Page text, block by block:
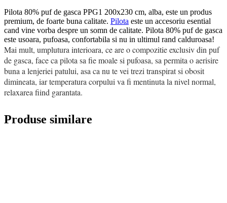
Pilota 80% puf de gasca PPG1 200x230 cm, alba, este un produs
premium, de foarte buna calitate. Pilota este un accesoriu esential
cand vine vorba despre un somn de calitate. Pilota 80% puf de gasca
este usoara, pufoasa, confortabila si nu in ultimul rand calduroasa!
Mai mult, umplutura interioara, ce are o compozitie exclusiv din puf
de gasca, face ca pilota sa fie moale si pufoasa, sa permita o aerisire
buna a lenjeriei patului, asa ca nu te vei trezi transpirat si obosit
dimineata, iar temperatura corpului va fi mentinuta la nivel normal,
relaxarea fiind garantata.
Produse similare